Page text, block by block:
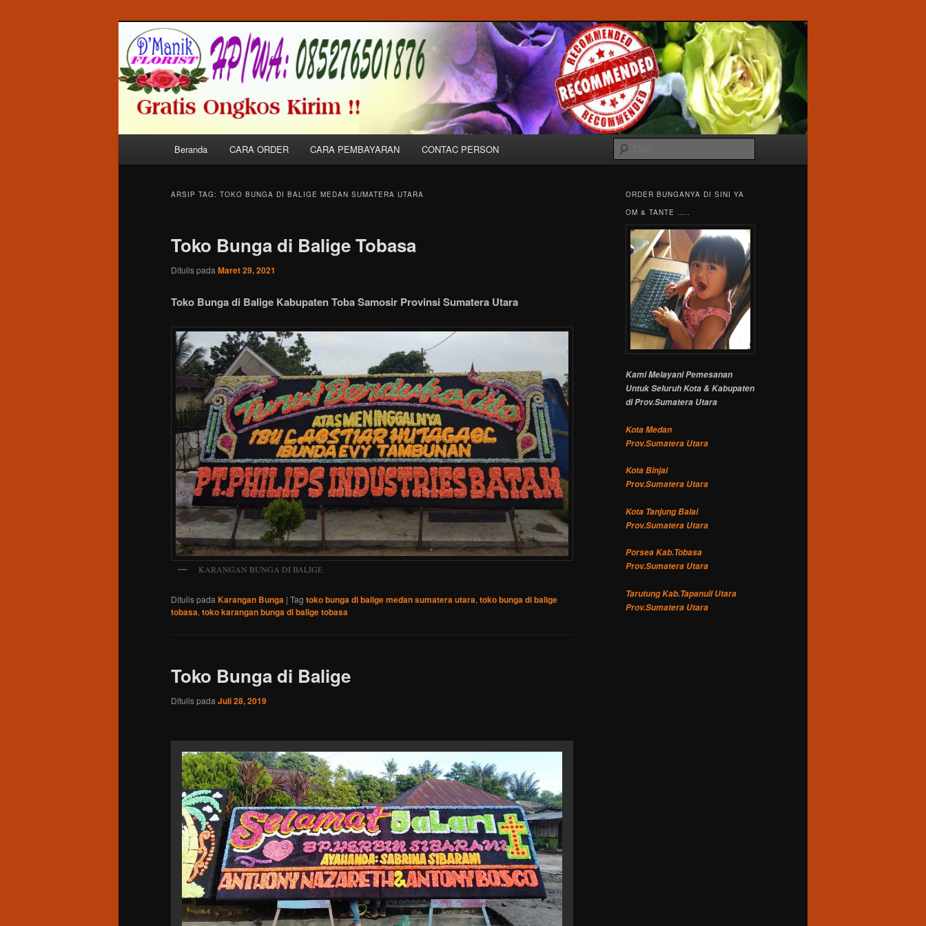
Toko Bunga di Balige//085276501876
Melayani Pemesanan Karangan Bunga Ucapan Untuk Dukacita, Peresmian & Pernikahan/Wedding di
Dalam Kota Balige Khususnya.
Beranda CARA ORDER CARA PEMBAYARAN CONTAC PERSON
ARSIP TAG: TOKO BUNGA DI BALIGE MEDAN SUMATERA UTARA
Toko Bunga di Balige Tobasa
Ditulis pada Maret 29, 2021
Toko Bunga di Balige Kabupaten Toba Samosir Provinsi Sumatera Utara
KARANGAN BUNGA DI BALIGE
Ditulis pada Karangan Bunga | Tag toko bunga di balige medan sumatera utara, toko bunga di balige
tobasa, toko karangan bunga di balige tobasa
Toko Bunga di Balige
Ditulis pada Juli 28, 2019
ORDER BUNGANYA DI SINI YA
OM & TANTE …..
Kami Melayani Pemesanan
Untuk Seluruh Kota & Kabupaten
di Prov.Sumatera Utara
Kota Medan
Prov.Sumatera Utara
Kota Binjai
Prov.Sumatera Utara
Kota Tanjung Balai
Prov.Sumatera Utara
Porsea Kab.Tobasa
Prov.Sumatera Utara
Tarutung Kab.Tapanuli Utara
Prov.Sumatera Utara